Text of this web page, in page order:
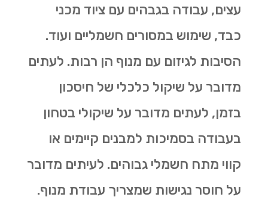
עצים, עבודה בגבהים עם ציוד מכני
כבד, שימוש במסורים חשמליים ועוד.
הסיבות לגיזום עם מנוף הן רבות. לעתים
מדובר על שיקול כלכלי של חיסכון
בזמן, לעתים מדובר על שיקולי בטחון
בעבודה בסמיכות למבנים קיימים או
קווי מתח חשמלי גבוהים. לעיתים מדובר
על חוסר נגישות שמצריך עבודת מנוף.